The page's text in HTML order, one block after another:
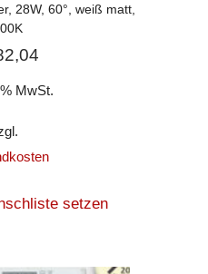
28W, 60°, weiß matt,
MwSt.
setzen